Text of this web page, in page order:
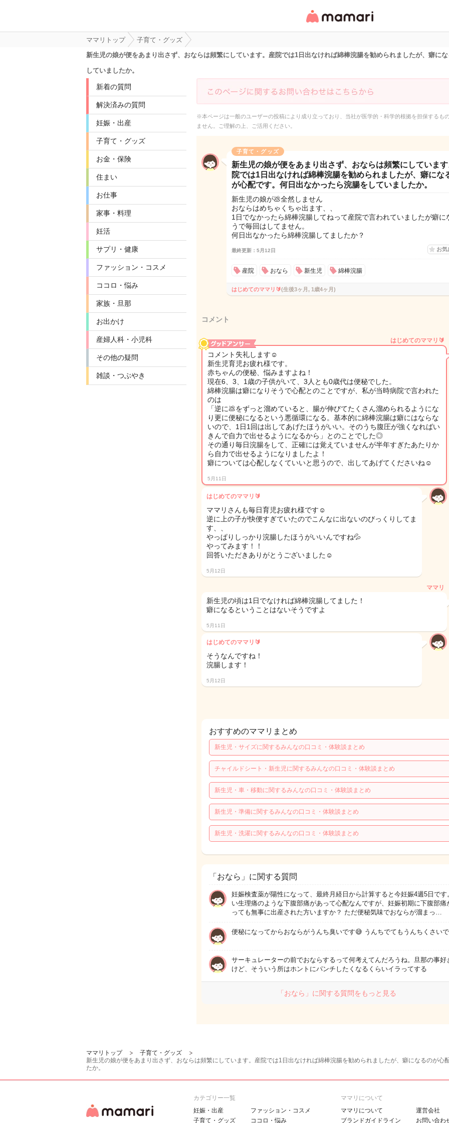
リ・情報サイト
ママリトップ
子育て・グッズ
新生児の娘が便をあまり出さず、おならは頻繁にしています。産院では1日出なければ綿棒浣腸を勧められましたが、癖に
していましたか。
新着の質問
解決済みの質問
妊娠・出産
子育て・グッズ
お金・保険
住まい
お仕事
家事・料理
妊活
サプリ・健康
ファッション・コスメ
ココロ・悩み
家族・旦那
お出かけ
産婦人科・小児科
その他の疑問
雑談・つぶやき
※本ページは一般のユーザーの投稿により成り立っており、当社が医学的・科学的根拠を担保するも
ません。ご理解の上、ご活用ください。
子育て・グッズ
新生児の娘が便をあまり出さず、おならは頻繁にしていま
院では1日出なければ綿棒浣腸を勧められましたが、癖にな
が心配です。何日出なかったら浣腸をしていましたか。
新生児の娘が💩全然しません
おならはめちゃくちゃ出ます、、
1日でなかったら綿棒浣腸してねって産院で言われていましたが癖に
うで毎回はしてません。
何日出なかったら綿棒浣腸してましたか？
最終更新：5月12日 お気
産院 おなら 新生児 綿棒浣腸
はじめてのママリ🔰(生後3ヶ月, 1歳4ヶ月)
コメント
はじめてのママリ🔰
コメント失礼します☺️
新生児育児お疲れ様です。
赤ちゃんの便秘、悩みますよね！
現在6、3、1歳の子供がいて、3人とも0歳代は便秘でした。
綿棒浣腸は癖になりそうで心配とのことですが、私が当時病院で言われた
のは
「逆に💩をずっと溜めていると、腸が伸びてたくさん溜められるようにな
り更に便秘になるという悪循環になる。基本的に綿棒浣腸は癖にはならな
いので、1日1回は出してあげたほうがいい。そのうち腹圧が強くなればい
きんで自力で出せるようになるから」とのことでした◎
その通り毎日浣腸をして、正確には覚えていませんが半年すぎたあたりか
ら自力で出せるようになりましたよ！
癖については心配しなくていいと思うので、出してあげてくださいね☺️
5月11日
はじめてのママリ🔰
ママリさんも毎日育児お疲れ様です☺️
逆に上の子が快便すぎていたのでこんなに出ないのびっくりしてま
す、、
やっぱりしっかり浣腸したほうがいいんですね💦
やってみます！！
回答いただきありがとうございました☺️
5月12日
ママリ
新生児の頃は1日でなければ綿棒浣腸してました！
癖になるということはないそうですよ
5月11日
はじめてのママリ🔰
そうなんですね！
浣腸します！
5月12日
おすすめのママリまとめ
新生児・サイズに関するみんなの口コミ・体験談まとめ
チャイルドシート・新生児に関するみんなの口コミ・体験談まとめ
新生児・車・移動に関するみんなの口コミ・体験談まとめ
新生児・準備に関するみんなの口コミ・体験談まとめ
新生児・洗濯に関するみんなの口コミ・体験談まとめ
「おなら」に関する質問
妊娠検査薬が陽性になって、最終月経日から計算すると今妊娠4週5日です
い生理痛のような下腹部痛があって心配なんですが、妊娠初期に下腹部痛
っても無事に出産された方いますか？ ただ便秘気味でおならが溜まっ…
便秘になってからおならがうんち臭いです😅 うんちでてもうんちくさい
サーキュレーターの前でおならするって何考えてんだろうね。旦那の事好
けど、そういう所はホントにパンチしたくなるくらいイラってする
「おなら」に関する質問をもっと見る
ママリトップ
子育て・グッズ
新生児の娘が便をあまり出さず、おならは頻繁にしています。産院では1日出なければ綿棒浣腸を勧められましたが、癖になるのが心
たか。
カテゴリー一覧
妊娠・出産
子育て・グッズ
ファッション・コスメ
ココロ・悩み
ママリについて
ママリについて
ブランドガイドライン
運営会社
お問い合わ